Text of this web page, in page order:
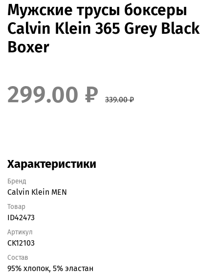
Мужские трусы боксеры
Calvin Klein 365 Grey Black
Boxer
299.00 ₽ 339.00 ₽
Характеристики
Бренд
Calvin Klein MEN
Товар
ID42473
Артикул
CK12103
Состав
95% хлопок, 5% эластан